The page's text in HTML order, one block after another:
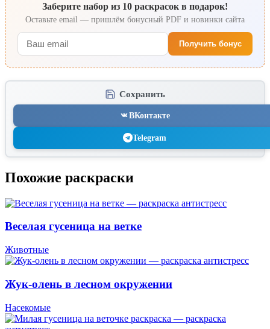
Заберите набор из 10 раскрасок в подарок!
Оставьте email — пришлём бонусный PDF и новинки сайта
Получить бонус
Сохранить
ВКонтакте
Telegram
Похожие раскраски
Веселая гусеница на ветке
Животные
Жук-олень в лесном окружении
Насекомые